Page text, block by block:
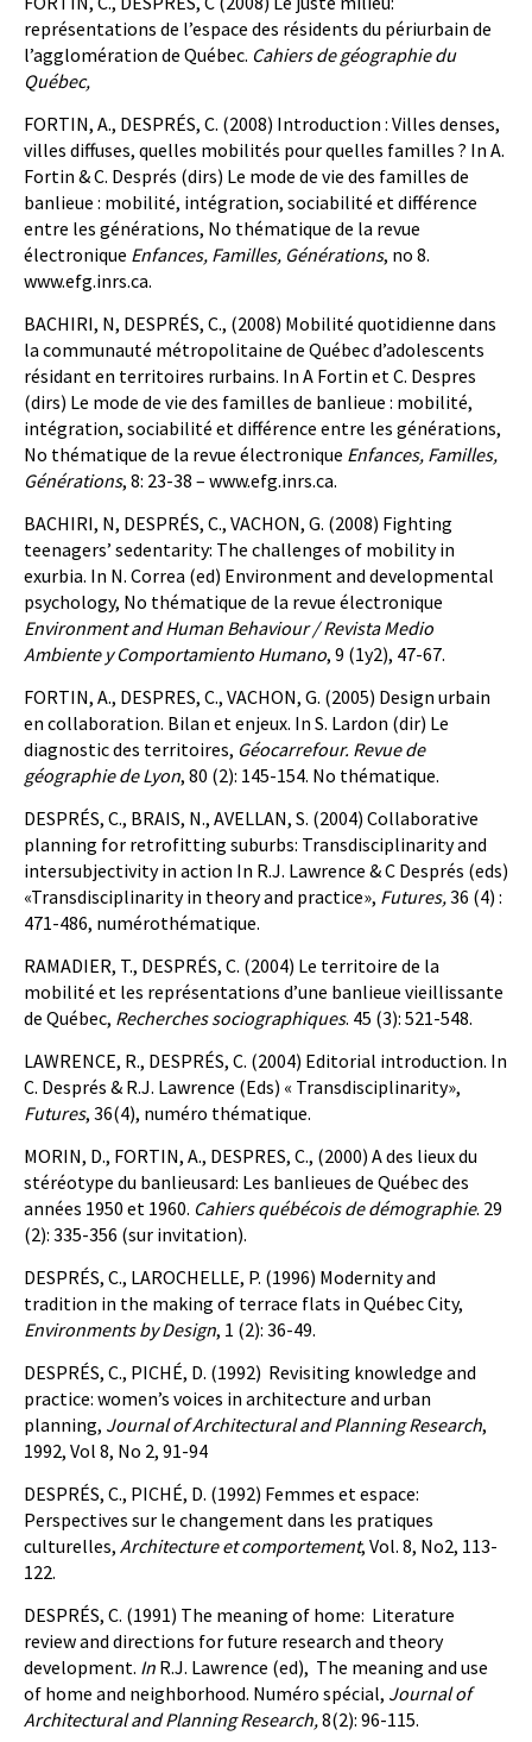
représentations de l’espace des résidents du périurbain de
l’agglomération de Québec. Cahiers de géographie du
Québec,
FORTIN, A., DESPRÉS, C. (2008) Introduction : Villes denses,
villes diffuses, quelles mobilités pour quelles familles ? In A.
Fortin & C. Després (dirs) Le mode de vie des familles de
banlieue : mobilité, intégration, sociabilité et différence
entre les générations, No thématique de la revue
électronique Enfances, Familles, Générations, no 8.
www.efg.inrs.ca.
BACHIRI, N, DESPRÉS, C., (2008) Mobilité quotidienne dans
la communauté métropolitaine de Québec d’adolescents
résidant en territoires rurbains. In A Fortin et C. Despres
(dirs) Le mode de vie des familles de banlieue : mobilité,
intégration, sociabilité et différence entre les générations,
No thématique de la revue électronique Enfances, Familles,
Générations, 8: 23-38 – www.efg.inrs.ca.
BACHIRI, N, DESPRÉS, C., VACHON, G. (2008) Fighting
teenagers’ sedentarity: The challenges of mobility in
exurbia. In N. Correa (ed) Environment and developmental
psychology, No thématique de la revue électronique
Environment and Human Behaviour / Revista Medio
Ambiente y Comportamiento Humano, 9 (1y2), 47-67.
FORTIN, A., DESPRES, C., VACHON, G. (2005) Design urbain
en collaboration. Bilan et enjeux. In S. Lardon (dir) Le
diagnostic des territoires, Géocarrefour. Revue de
géographie de Lyon, 80 (2): 145-154. No thématique.
DESPRÉS, C., BRAIS, N., AVELLAN, S. (2004) Collaborative
planning for retrofitting suburbs: Transdisciplinarity and
intersubjectivity in action In R.J. Lawrence & C Després (eds)
«Transdisciplinarity in theory and practice», Futures,36 (4) :
471-486, numérothématique.
RAMADIER, T., DESPRÉS, C. (2004) Le territoire de la
mobilité et les représentations d’une banlieue vieillissante
de Québec, Recherches sociographiques. 45 (3): 521-548.
LAWRENCE, R., DESPRÉS, C. (2004) Editorial introduction. In
C. Després & R.J. Lawrence (Eds) « Transdisciplinarity»,
Futures, 36(4), numéro thématique.
MORIN, D., FORTIN, A., DESPRES, C., (2000) A des lieux du
stéréotype du banlieusard: Les banlieues de Québec des
années 1950 et 1960. Cahiers québécois de démographie. 29
(2): 335-356 (sur invitation).
DESPRÉS, C., LAROCHELLE, P. (1996) Modernity and
tradition in the making of terrace flats in Québec City,
Environments by Design, 1 (2): 36-49.
DESPRÉS, C., PICHÉ, D. (1992) Revisiting knowledge and
practice: women’s voices in architecture and urban
planning, Journal of Architectural and Planning Research,
1992, Vol 8, No 2, 91-94
DESPRÉS, C., PICHÉ, D. (1992) Femmes et espace:
Perspectives sur le changement dans les pratiques
culturelles, Architecture et comportement, Vol. 8, No2, 113-
122.
DESPRÉS, C. (1991) The meaning of home: Literature
review and directions for future research and theory
development. In R.J. Lawrence (ed), The meaning and use
of home and neighborhood. Numéro spécial, Journal of
Architectural and Planning Research,8(2): 96-115.